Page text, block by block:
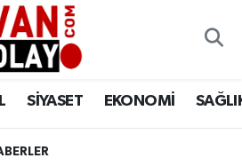
SİYASET EKONOMİ